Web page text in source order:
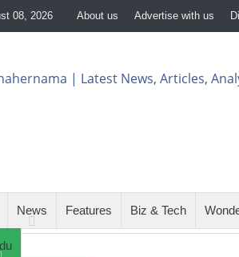
08, 2026 About us Advertise with us
News Features Biz & Tech